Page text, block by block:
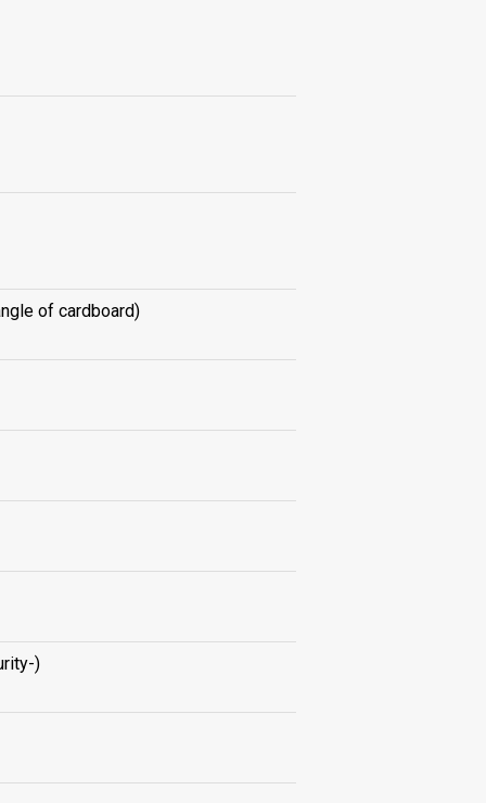
of cardboard)
)